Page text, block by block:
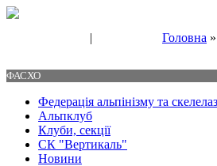
| Головна »
ФАСХО
Федерація альпінізму та
Альпклуб
Клуби, секції
СК "Вертикаль"
Новини